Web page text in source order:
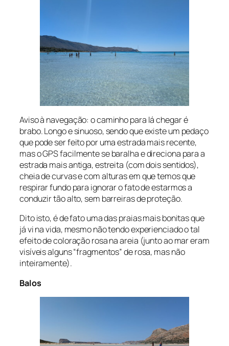
Aviso à navegação: o caminho para lá chegar é
brabo. Longo e sinuoso, sendo que existe um pedaço
que pode ser feito por uma estrada mais recente,
mas o GPS facilmente se baralha e direciona para a
estrada mais antiga, estreita (com dois sentidos),
cheia de curvas e com alturas em que temos que
respirar fundo para ignorar o fato de estarmos a
conduzir tão alto, sem barreiras de proteção.
Dito isto, é de fato uma das praias mais bonitas que
já vi na vida, mesmo não tendo experienciado o tal
efeito de coloração rosa na areia (junto ao mar eram
visíveis alguns “fragmentos” de rosa, mas não
inteiramente).
Balos